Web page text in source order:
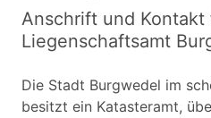
Anschrift und Kontakt
Liegenschaftsamt
Die Stadt Burgwedel im
besitzt ein Katasteramt,